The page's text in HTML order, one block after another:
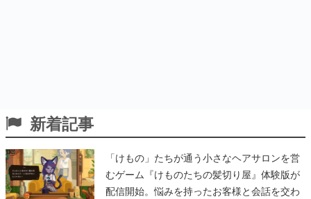
新着記事
「けもの」たちが通う小さなヘアサロンを営
むゲーム『けものたちの髪切り屋』体験版が
配信開始。悩みを持ったお客様と会話を交わ